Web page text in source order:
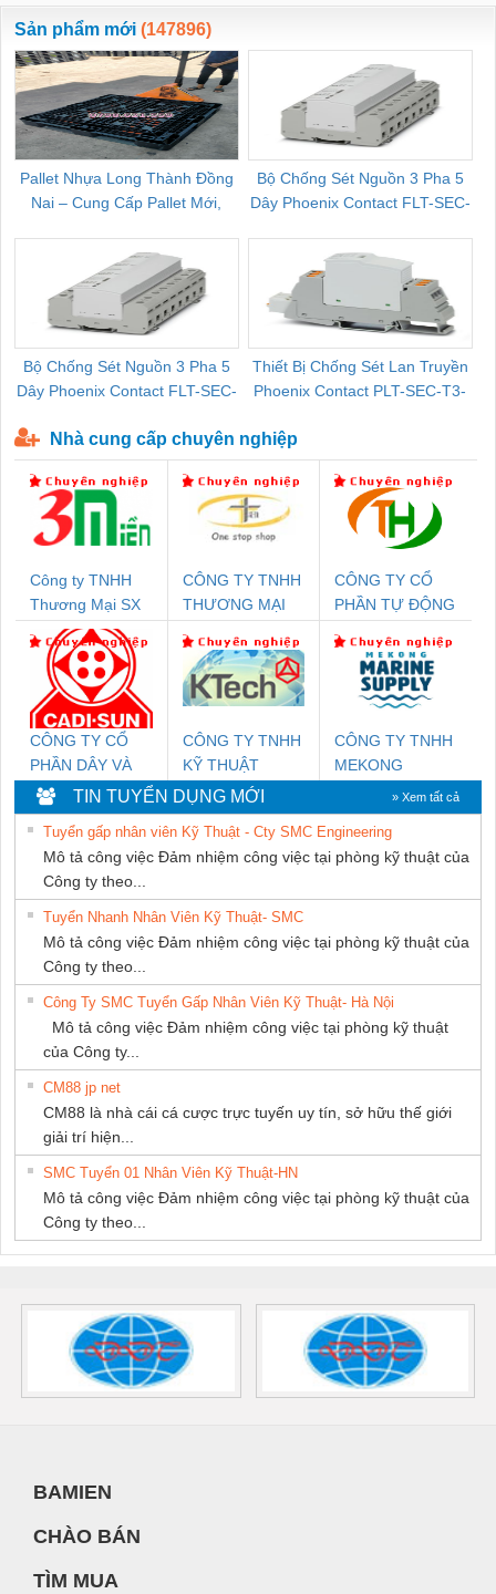
ewara
CHUA CHAY
Sản phẩm mới (147896)
Pallet Nhựa Long Thành Đồng
Nai – Cung Cấp Pallet Mới,
Bộ Chống Sét Nguồn 3 Pha 5
Dây Phoenix Contact FLT-SEC-
Bộ Chống Sét Nguồn 3 Pha 5
Dây Phoenix Contact FLT-SEC-
Thiết Bị Chống Sét Lan Truyền
Phoenix Contact PLT-SEC-T3-
Nhà cung cấp chuyên nghiệp
Công ty TNHH
Thương Mại SX
Ba Miền
CÔNG TY TNHH
THƯƠNG MẠI
NAM
CÔNG TY CỔ
PHẦN TỰ ĐỘNG
CÔNG TY CỔ
PHẦN DÂY VÀ
CÁP ĐIỆN
THƯỢNG ĐÌNH
CÔNG TY TNHH
KỸ THUẬT
KTECH VIỆT
NAM
CÔNG TY TNHH
MEKONG
SUPPLY
TIN TUYỂN DỤNG MỚI » Xem tất cả
Tuyển gấp nhân viên Kỹ Thuật - Cty SMC Engineering
Mô tả công việc Đảm nhiệm công việc tại phòng kỹ thuật của
Công ty theo...
Tuyển Nhanh Nhân Viên Kỹ Thuật- SMC
Mô tả công việc Đảm nhiệm công việc tại phòng kỹ thuật của
Công ty theo...
Công Ty SMC Tuyển Gấp Nhân Viên Kỹ Thuật- Hà Nội
Mô tả công việc Đảm nhiệm công việc tại phòng kỹ thuật
của Công ty...
CM88 jp net
CM88 là nhà cái cá cược trực tuyến uy tín, sở hữu thế giới
giải trí hiện...
SMC Tuyển 01 Nhân Viên Kỹ Thuật-HN
Mô tả công việc Đảm nhiệm công việc tại phòng kỹ thuật của
Công ty theo...
BAMIEN
CHÀO BÁN
TÌM MUA